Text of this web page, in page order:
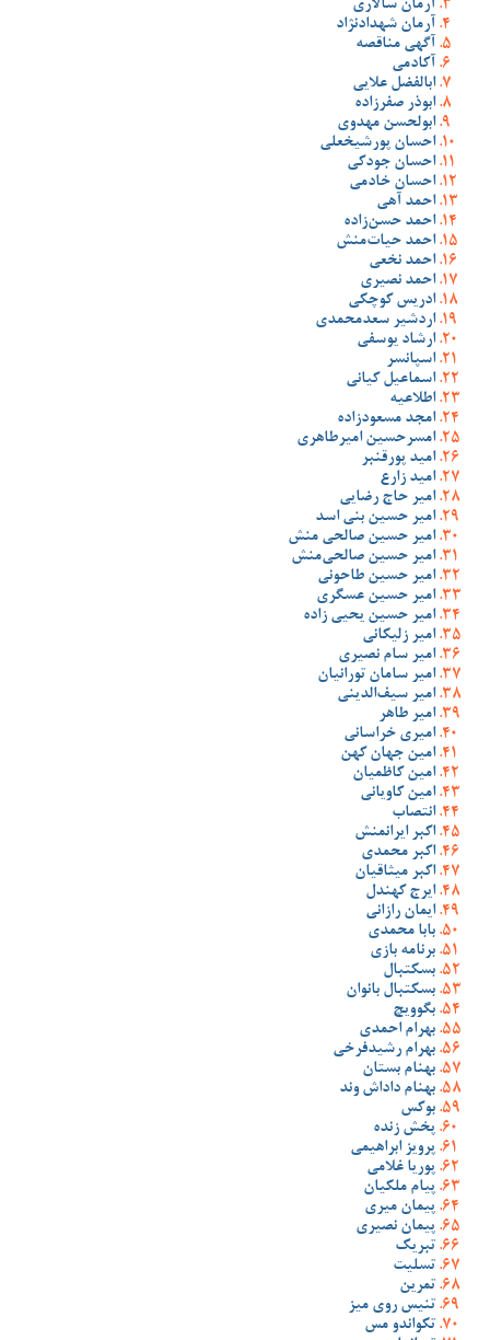
آرمان سالاری
آرمان شهدادنژاد
آگهی مناقصه
آکادمی
ابالفضل علایی
ابوذر صفرزاده
ابولحسن مهدوی
احسان پورشیخعلی
احسان جودکی
احسان خادمی
احمد آهی
احمد حسن‌زاده
احمد حیات‌منش
احمد نخعی
احمد نصیری
ادریس کوچکی
اردشیر سعدمحمدی
ارشاد یوسفی
اسپانسر
اسماعیل کیانی
اطلاعیه
امجد مسعودزاده
امسرحسین امیرطاهری
امید پورقنبر
امید زارع
امیر حاج رضایی
امیر حسین بنی اسد
امیر حسین صالحی منش
امیر حسین صالحی‌منش
امیر حسین طاحونی
امیر حسین عسگری
امیر حسین یحیی زاده
امیر زلیکانی
امیر سام نصیری
امیر سامان تورانیان
امیر سیف‌الدینی
امیر طاهر
امیری خراسانی
امین جهان کهن
امین کاظمیان
امین کاویانی
انتصاب
اکبر ایرانمنش
اکبر محمدی
اکبر میثاقیان
ایرج کهندل
ایمان رازانی
بابا محمدی
برنامه بازی
بسکتبال
بسکتبال بانوان
بگوویچ
بهرام احمدی
بهرام رشیدفرخی
بهنام بستان
بهنام داداش وند
بوکس
پخش زنده
پرویز ابراهیمی
پوریا غلامی
پیام ملکیان
پیمان میری
پیمان نصیری
تبریک
تسلیت
تمرین
تنیس روی میز
تکواندو مس